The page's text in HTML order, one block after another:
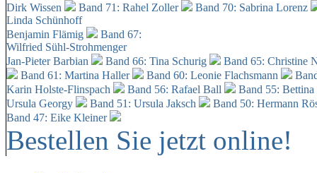
Dirk Wissen
Band 71: Rahel Zoller
Band 70: Sabrina Lorenz
Linda Schünhoff
Benjamin Flämig
Band 67:
Wilfried Sühl-Strohmenger
Jan-Pieter Barbian
Band 66: Tina Schurig
Band 65: Christine
Band 61: Martina Haller
Band 60: Leonie Flachsmann
Karin Holste-Flinspach
Band 56: Rafael Ball
Band 55:
Ursula Georgy
Band 51: Ursula Jaksch Band 50: Hermann
Band 47: Eike Kleiner
Bestellen Sie jetzt online!